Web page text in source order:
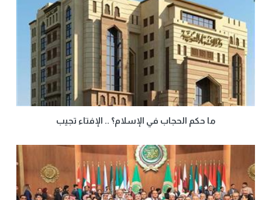
ما حكم الحجاب في الإسلام؟ .. الإفتاء تجيب